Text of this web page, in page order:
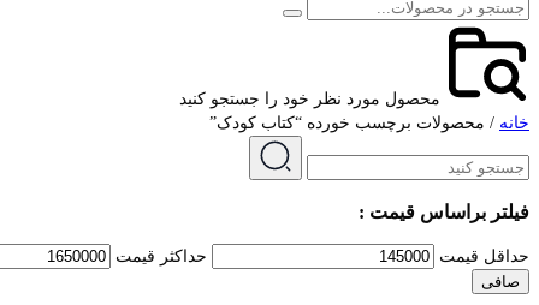
محصول مورد نظر خود را جستجو کنید
خانه / محصولات برچسب خورده “کتاب کودک”
فیلتر براساس قیمت :
حداقل قیمت
حداكثر قيمت
صافی